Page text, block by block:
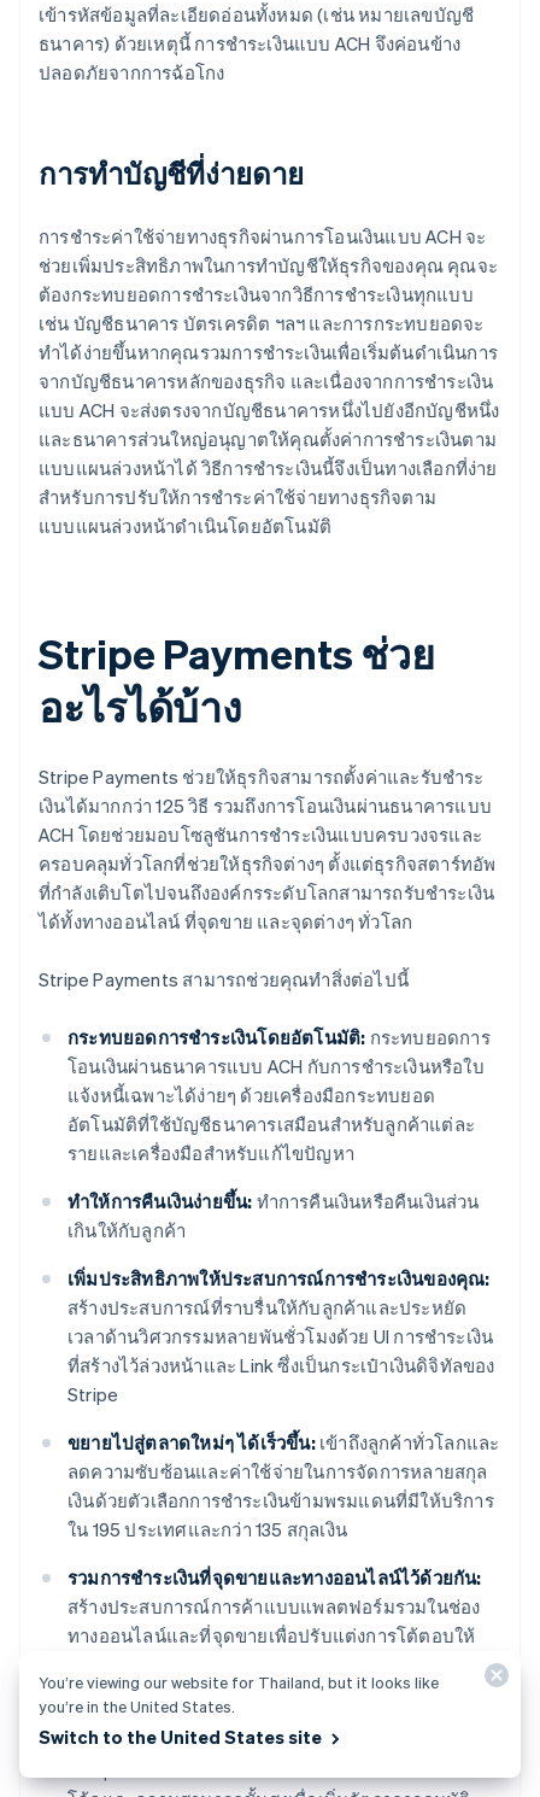
เข้ารหัสข้อมูลที่ละเอียดอ่อนทั้งหมด (เช่น หมายเลขบัญชี
ธนาคาร) ด้วยเหตุนี้ การชำระเงินแบบ ACH จึงค่อนข้าง
ปลอดภัยจากการฉ้อโกง
การทำบัญชีที่ง่ายดาย
การชำระค่าใช้จ่ายทางธุรกิจผ่านการโอนเงินแบบ ACH จะ
ช่วยเพิ่มประสิทธิภาพในการทำบัญชีให้ธุรกิจของคุณ คุณจะ
ต้องกระทบยอดการชำระเงินจากวิธีการชำระเงินทุกแบบ
เช่น บัญชีธนาคาร บัตรเครดิต ฯลฯ และการกระทบยอดจะ
ทำได้ง่ายขึ้นหากคุณรวมการชำระเงินเพื่อเริ่มต้นดำเนินการ
จากบัญชีธนาคารหลักของธุรกิจ และเนื่องจากการชำระเงิน
แบบ ACH จะส่งตรงจากบัญชีธนาคารหนึ่งไปยังอีกบัญชีหนึ่ง
และธนาคารส่วนใหญ่อนุญาตให้คุณตั้งค่าการชำระเงินตาม
แบบแผนล่วงหน้าได้ วิธีการชำระเงินนี้จึงเป็นทางเลือกที่ง่าย
สำหรับการปรับให้การชำระค่าใช้จ่ายทางธุรกิจตาม
แบบแผนล่วงหน้าดำเนินโดยอัตโนมัติ
Stripe Payments ช่วย
อะไรได้บ้าง
Stripe Payments ช่วยให้ธุรกิจสามารถตั้งค่าและรับชำระ
เงินได้มากกว่า 125 วิธี รวมถึงการโอนเงินผ่านธนาคารแบบ
ACH โดยช่วยมอบโซลูชันการชำระเงินแบบครบวงจรและ
ครอบคลุมทั่วโลกที่ช่วยให้ธุรกิจต่างๆ ตั้งแต่ธุรกิจสตาร์ทอัพ
ที่กำลังเติบโตไปจนถึงองค์กรระดับโลกสามารถรับชำระเงิน
ได้ทั้งทางออนไลน์ ที่จุดขาย และจุดต่างๆ ทั่วโลก
Stripe Payments สามารถช่วยคุณทำสิ่งต่อไปนี้
กระทบยอดการชำระเงินโดยอัตโนมัติ: กระทบยอดการ
โอนเงินผ่านธนาคารแบบ ACH กับการชำระเงินหรือใบ
แจ้งหนี้เฉพาะได้ง่ายๆ ด้วยเครื่องมือกระทบยอด
อัตโนมัติที่ใช้บัญชีธนาคารเสมือนสำหรับลูกค้าแต่ละ
รายและเครื่องมือสำหรับแก้ไขปัญหา
ทำให้การคืนเงินง่ายขึ้น: ทำการคืนเงินหรือคืนเงินส่วน
เกินให้กับลูกค้า
เพิ่มประสิทธิภาพให้ประสบการณ์การชำระเงินของคุณ:
สร้างประสบการณ์ที่ราบรื่นให้กับลูกค้าและประหยัด
เวลาด้านวิศวกรรมหลายพันชั่วโมงด้วย UI การชำระเงิน
ที่สร้างไว้ล่วงหน้าและ Link ซึ่งเป็นกระเป๋าเงินดิจิทัลของ
Stripe
ขยายไปสู่ตลาดใหม่ๆ ได้เร็วขึ้น:เข้าถึงลูกค้าทั่วโลกและ
ลดความซับซ้อนและค่าใช้จ่ายในการจัดการหลายสกุล
เงินด้วยตัวเลือกการชำระเงินข้ามพรมแดนที่มีให้บริการ
ใน 195 ประเทศและกว่า 135 สกุลเงิน
รวมการชำระเงินที่จุดขายและทางออนไลน์ไว้ด้วยกัน:
สร้างประสบการณ์การค้าแบบแพลตฟอร์มรวมในช่อง
ทางออนไลน์และที่จุดขายเพื่อปรับแต่งการโต้ตอบให้
ปรับปรุงประสิทธิภาพการชำระเงิน:
เครื่องมือการชำระเงินที่กำหนดเองได้และปรับแต่งได้
You’re viewing our website for Thailand, but it looks like
you’re in the United States.
Switch to the United States site